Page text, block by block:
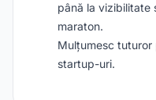
până la vizibilitate
maraton.
Mulțumesc
startup-uri.